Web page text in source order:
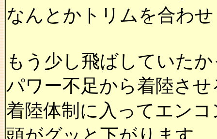
なんとかトリムを合わ
もう少し飛ばしていた
パワー不足から着陸さ
着陸体制に入ってエン